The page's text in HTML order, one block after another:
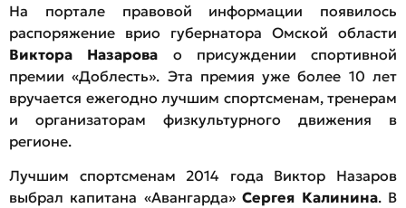
На портале правовой информации появилось
распоряжение врио губернатора Омской области
Виктора Назарова о присуждении спортивной
премии «Доблесть». Эта премия уже более 10 лет
вручается ежегодно лучшим спортсменам, тренерам
и организаторам физкультурного движения в
регионе.
Лучшим спортсменам 2014 года Виктор Назаров
выбрал капитана «Авангарда»Сергея Калинина. В